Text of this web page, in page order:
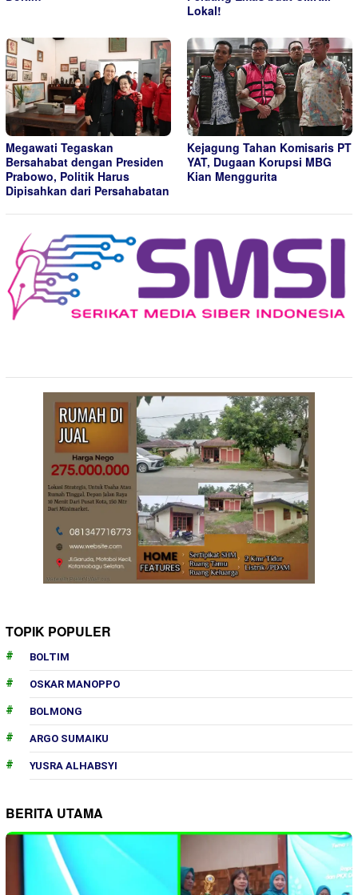
Lokal!
Megawati Tegaskan
Bersahabat dengan Presiden
Prabowo, Politik Harus
Dipisahkan dari Persahabatan
Kejagung Tahan Komisaris PT
YAT, Dugaan Korupsi MBG
Kian Menggurita
TOPIK POPULER
BOLTIM
OSKAR MANOPPO
BOLMONG
ARGO SUMAIKU
YUSRA ALHABSYI
BERITA UTAMA